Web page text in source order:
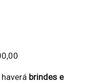
brindes e